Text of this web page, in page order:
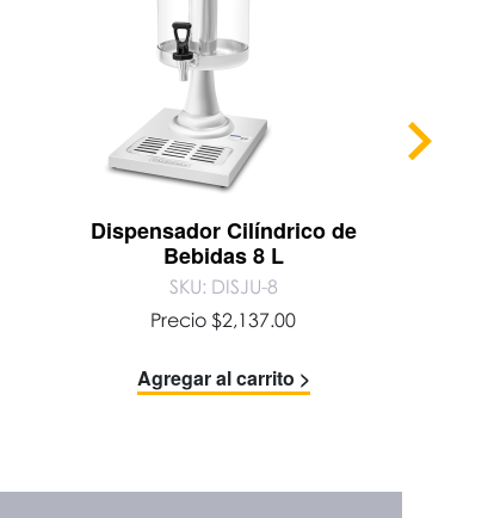
Dispensador Cilíndrico de
Bebidas 8 L
SKU: DISJU-8
Precio $2,137.00
Agregar al carrito >